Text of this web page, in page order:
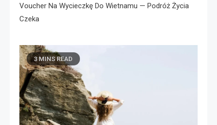
Voucher Na Wycieczkę Do Wietnamu — Podróż Życia
Czeka
3 MINS READ